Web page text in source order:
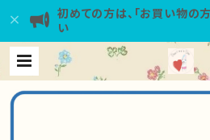
初めての方は、「お買い物の
い